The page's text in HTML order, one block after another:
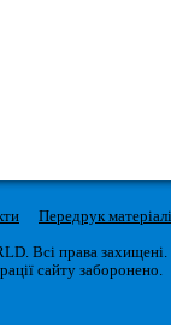
Передрук
Всі права захищені.
сайту заборонено.